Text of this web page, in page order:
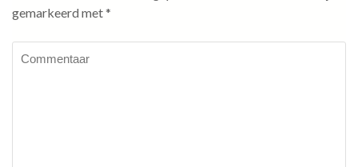
gemarkeerd met*